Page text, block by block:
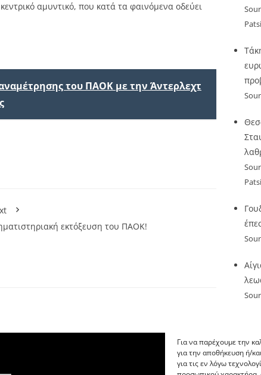
Για να παρέχουμε την
για την αποθήκευση ή/
για τις εν λόγω
αμυντικό, που κατά τα φαινόμενα οδεύει
του ΠΑΟΚ με την Άντερλεχτ
εκτόξευση του ΠΑΟΚ!